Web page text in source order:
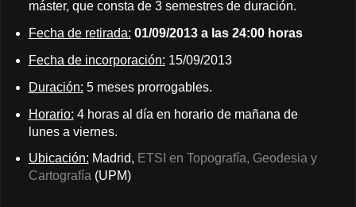
máster, que consta de 3 semestres de duración.
Fecha de retirada: 01/09/2013 a las 24:00 horas
Fecha de incorporación: 15/09/2013
Duración: 5 meses prorrogables.
Horario: 4 horas al día en horario de mañana de
lunes a viernes.
Ubicación: Madrid, ETSI en Topografía, Geodesia y
Cartografía(UPM)